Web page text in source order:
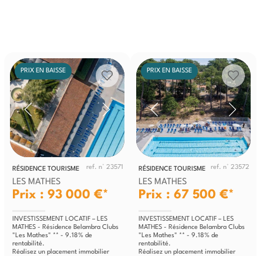
PRIX EN BAISSE
RÉSIDENCE TOURISME ref. n° 23571
LES MATHES
Prix : 93 000 €*
INVESTISSEMENT LOCATIF – LES
MATHES - Résidence Belambra Clubs
"Les Mathes" ** - 9.18% de
rentabilité.
Réalisez un placement immobilier
PRIX EN BAISSE
RÉSIDENCE TOURISME ref. n° 23572
LES MATHES
Prix : 67 500 €*
INVESTISSEMENT LOCATIF – LES
MATHES - Résidence Belambra Clubs
"Les Mathes" ** - 9.18% de
rentabilité.
Réalisez un placement immobilier